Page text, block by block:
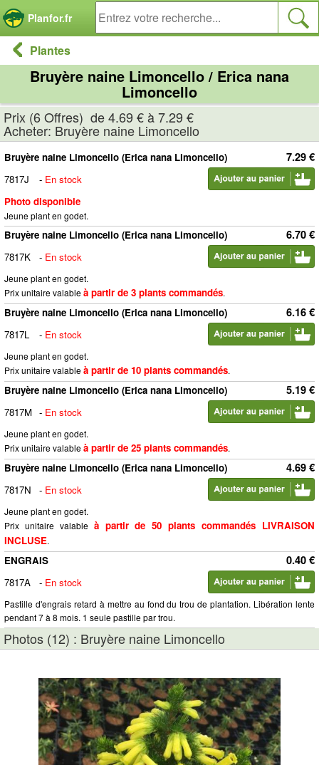
Planfor.fr
Plantes
Bruyère naine Limoncello / Erica nana
Limoncello
Prix (6 Offres) de 4.69 € à 7.29 €
Acheter: Bruyère naine Limoncello
7.29 €
Bruyère naine Limoncello (Erica nana Limoncello)
7817J
- En stock
Photo disponible
Jeune plant en godet.
6.70 €
Bruyère naine Limoncello (Erica nana Limoncello)
7817K
- En stock
Jeune plant en godet.
Prix unitaire valableà partir de 3 plants commandés.
6.16 €
Bruyère naine Limoncello (Erica nana Limoncello)
7817L
- En stock
Jeune plant en godet.
Prix unitaire valableà partir de 10 plants commandés.
5.19 €
Bruyère naine Limoncello (Erica nana Limoncello)
7817M - En stock
Jeune plant en godet.
Prix unitaire valableà partir de 25 plants commandés.
4.69 €
Bruyère naine Limoncello (Erica nana Limoncello)
7817N
- En stock
Jeune plant en godet.
Prix unitaire valable à partir de 50 plants commandés LIVRAISON
INCLUSE.
0.40 €
ENGRAIS
7817A
- En stock
Pastille d'engrais retard à mettre au fond du trou de plantation. Libération lente
pendant 7 à 8 mois. 1 seule pastille par trou.
Photos (12) : Bruyère naine Limoncello
Panneau de gestion des cookies